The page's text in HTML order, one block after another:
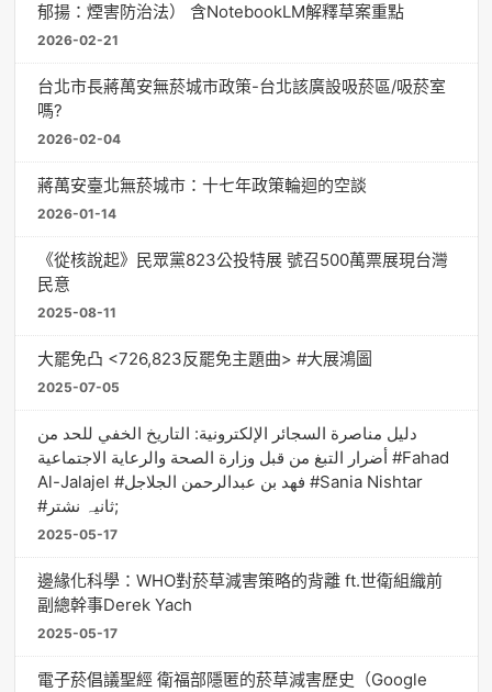
郁揚：煙害防治法） 含NotebookLM解釋草案重點
2026-02-21
台北市長蔣萬安無菸城市政策-台北該廣設吸菸區/吸菸室
嗎?
2026-02-04
蔣萬安臺北無菸城市：十七年政策輪迴的空談
2026-01-14
《從核說起》民眾黨823公投特展 號召500萬票展現台灣
民意
2025-08-11
大罷免凸 <726,823反罷免主題曲> #大展鴻圖
2025-07-05
دليل مناصرة السجائر الإلكترونية: التاريخ الخفي للحد من
أضرار التبغ من قبل وزارة الصحة والرعاية الاجتماعية #Fahad
Al-Jalajel #فهد بن عبدالرحمن الجلاجل #Sania Nishtar
#ثانیہ نشتر;
2025-05-17
邊緣化科學：WHO對菸草減害策略的背離 ft.世衛組織前
副總幹事Derek Yach
2025-05-17
電子菸倡議聖經 衛福部隱匿的菸草減害歷史（Google